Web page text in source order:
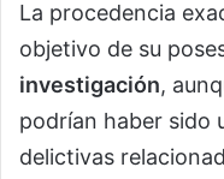
La procedencia
objetivo de su
investigación,
podrían haber sido
delictivas